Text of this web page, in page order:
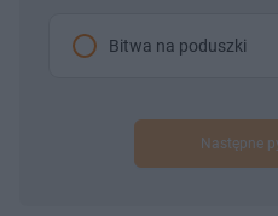
Bitwa na poduszki
Następne